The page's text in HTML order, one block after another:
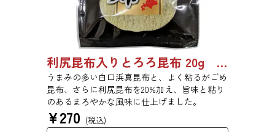
利尻昆布入りとろろ昆布 20g 3436
うまみの多い白口浜真昆布と、よく粘るがごめ
昆布、さらに利尻昆布を20%加え、旨味と粘り
のあるまろやかな風味に仕上げました。
¥270 (税込)